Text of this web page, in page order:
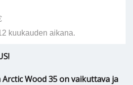
kuukauden aikana.
Wood 35 on vaikuttava ja